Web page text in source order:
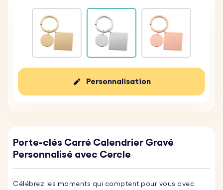
Personnalisation
Porte-clés Carré Calendrier Gravé
Personnalisé avec Cercle
Célébrez les moments qui comptent pour vous avec